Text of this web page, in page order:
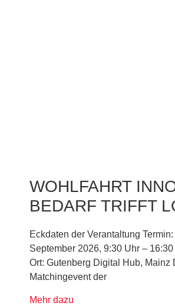
WOHLFAHRT
BEDARF TRIFFT
Eckdaten der Verantaltung Termin:
September 2026, 9:30 Uhr –
Ort: Gutenberg Digital Hub, Mainz
Matchingevent der
Mehr dazu